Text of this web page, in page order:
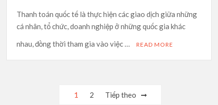
Thanh toán quốc tế là thực hiện các giao dịch giữa những
cá nhân, tổ chức, doanh nghiệp ở những quốc gia khác
nhau, đồng thời tham gia vào việc …
READ MORE
1 2 Tiếp theo